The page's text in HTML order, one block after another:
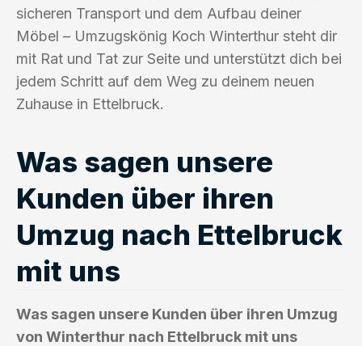
sicheren Transport und dem Aufbau deiner
Möbel – Umzugskönig Koch Winterthur steht dir
mit Rat und Tat zur Seite und unterstützt dich bei
jedem Schritt auf dem Weg zu deinem neuen
Zuhause in Ettelbruck.
Was sagen unsere
Kunden über ihren
Umzug nach Ettelbruck
mit uns
Was sagen unsere Kunden über ihren Umzug
von Winterthur nach Ettelbruck mit uns